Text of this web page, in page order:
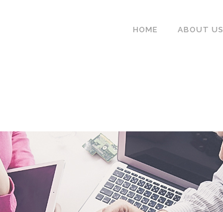
HOME ABOUT US